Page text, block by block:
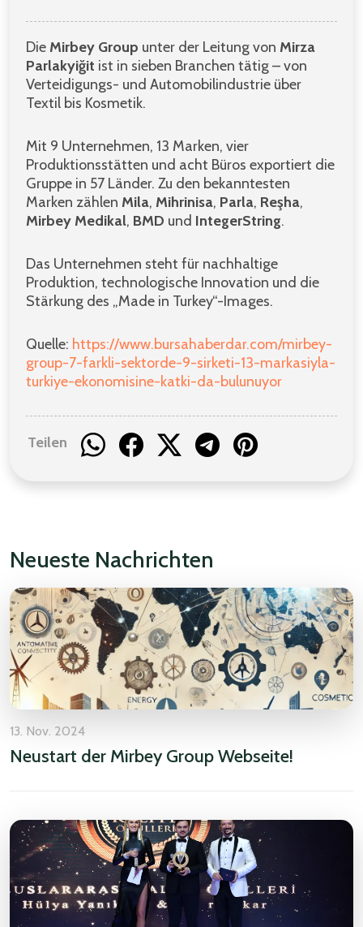
Die Mirbey Group unter der Leitung von Mirza
Parlakyiğit ist in sieben Branchen tätig – von
Verteidigungs- und Automobilindustrie über
Textil bis Kosmetik.
Mit 9 Unternehmen, 13 Marken, vier
Produktionsstätten und acht Büros exportiert die
Gruppe in 57 Länder. Zu den bekanntesten
Marken zählen Mila, Mihrinisa, Parla, Reşha,
Mirbey Medikal, BMD und IntegerString.
Das Unternehmen steht für nachhaltige
Produktion, technologische Innovation und die
Stärkung des „Made in Turkey“-Images.
Quelle: https://www.bursahaberdar.com/mirbey-
group-7-farkli-sektorde-9-sirketi-13-markasiyla-
turkiye-ekonomisine-katki-da-bulunuyor
Teilen
Neueste Nachrichten
13. Nov. 2024
Neustart der Mirbey Group Webseite!